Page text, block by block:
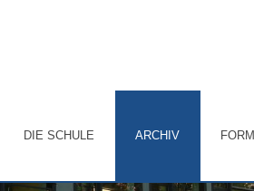
DIE SCHULE ARCHIV